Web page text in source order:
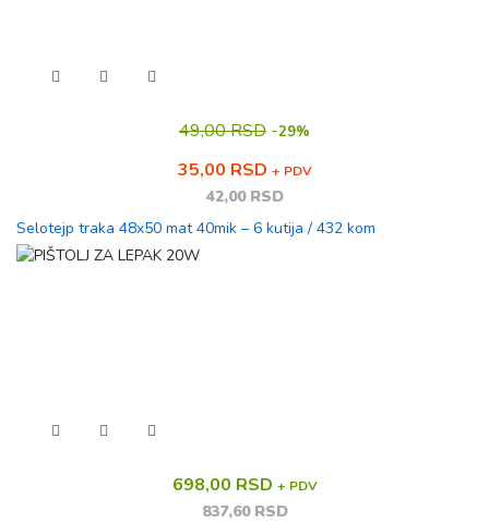
49,00 RSD -29%
35,00 RSD + PDV
42,00 RSD
Selotejp traka 48x50 mat 40mik – 6 kutija / 432 kom
698,00 RSD + PDV
837,60 RSD